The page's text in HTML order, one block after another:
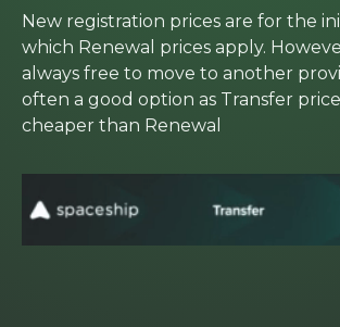
New registration prices are for the
which Renewal prices apply.
always free to move to another
often a good option as Transfer
cheaper than Renewal